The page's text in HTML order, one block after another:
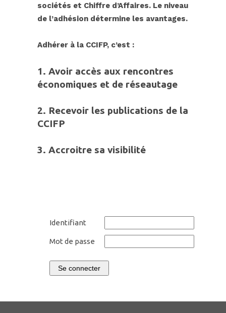
sociétés et Chiffre d’Affaires. Le niveau
de l’adhésion détermine les avantages.
Adhérer à la CCIFP, c’est :
1. Avoir accès aux rencontres
économiques et de réseautage
2. Recevoir les publications de la
CCIFP
3. Accroitre sa visibilité
Identifiant
Mot de passe
Se connecter